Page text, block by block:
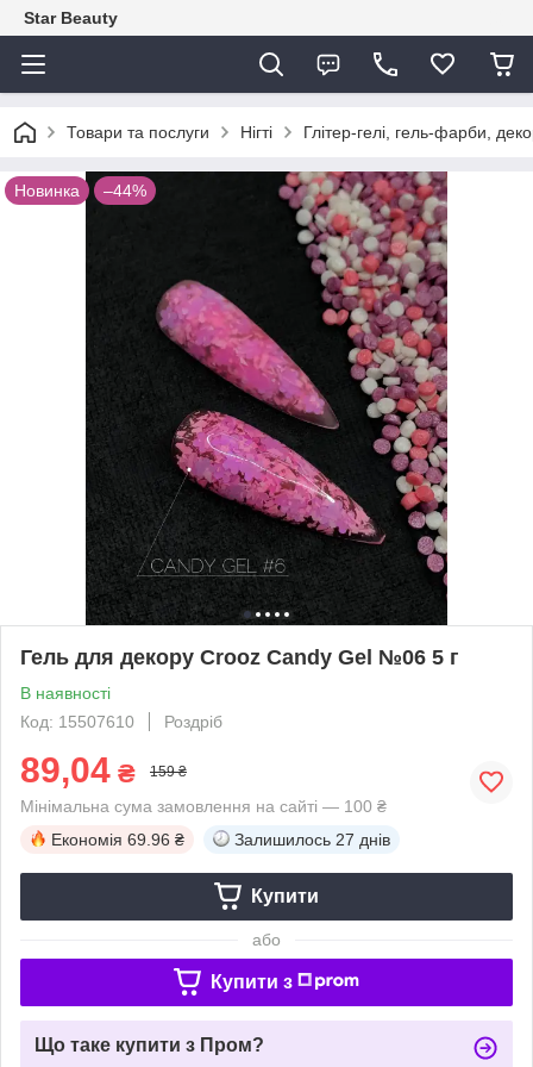
Star Beauty
Товари та послуги Нігті Глітер-гелі, гель-фарби,
Новинка –44%
Гель для декору Crooz Candy Gel №06 5 г
В наявності
Код: 15507610
Роздріб
89,04 ₴ 159 ₴
Мінімальна сума замовлення на сайті — 100 ₴
Економія 69.96 ₴ Залишилось 27 днів
Купити
або
Купити з
Що таке купити з Пром?